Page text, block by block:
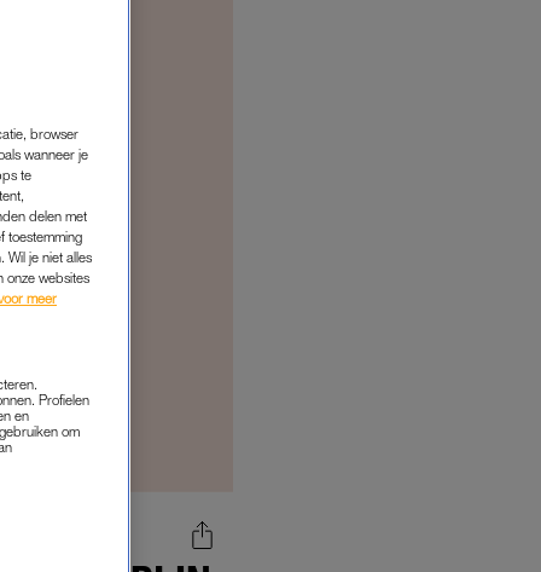
browser
wanneer je
te
delen met
toestemming
Wil je niet alles
onze websites
meer
Profielen
en
om